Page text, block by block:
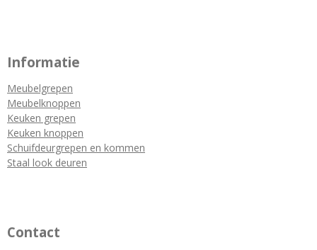
Informatie
Meubelgrepen
Meubelknoppen
Keuken grepen
Keuken knoppen
Schuifdeurgrepen en kommen
Staal look deuren
Contact